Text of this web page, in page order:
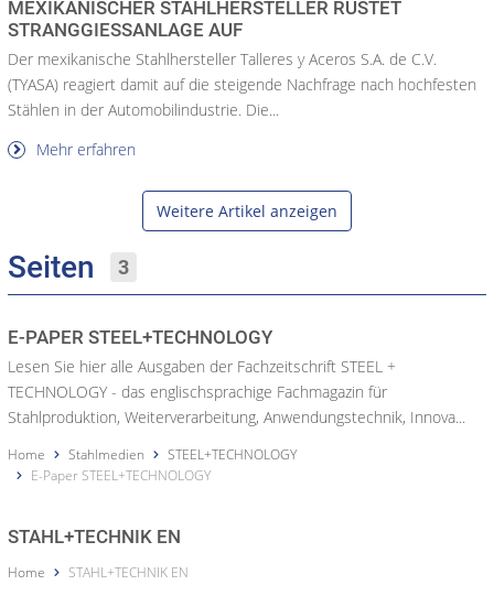
MEXIKANISCHER STAHLHERSTELLER RÜSTET
STRANGGIESSANLAGE AUF
Der mexikanische Stahlhersteller Talleres y Aceros S.A. de C.V.
(TYASA) reagiert damit auf die steigende Nachfrage nach hochfesten
Stählen in der Automobilindustrie. Die...
Mehr erfahren
Weitere Artikel anzeigen
Seiten 3
E-PAPER STEEL+TECHNOLOGY
Lesen Sie hier alle Ausgaben der Fachzeitschrift STEEL +
TECHNOLOGY - das englischsprachige Fachmagazin für
Stahlproduktion, Weiterverarbeitung, Anwendungstechnik, Innova...
Home Stahlmedien
STEEL+TECHNOLOGY
E-Paper STEEL+TECHNOLOGY
STAHL+TECHNIK EN
Home STAHL+TECHNIK EN